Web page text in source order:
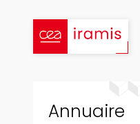
contenu
Annuaire